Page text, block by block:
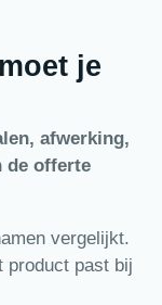
je
afwerking,
de offerte
vergelijkt.
product past bij